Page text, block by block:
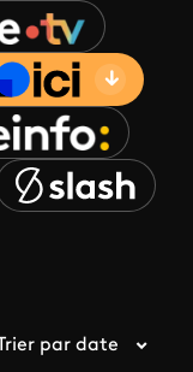
par date